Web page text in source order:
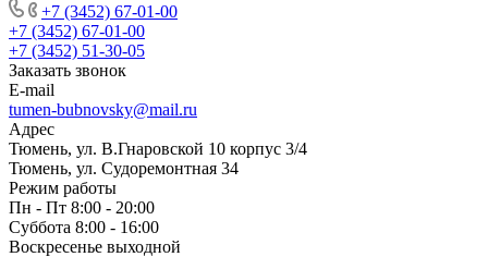
+7 (3452) 67-01-00
+7 (3452) 67-01-00
+7 (3452) 51-30-05
Заказать звонок
E-mail
tumen-bubnovsky@mail.ru
Адрес
Тюмень, ул. В.Гнаровской 10 корпус 3/4
Тюмень, ул. Судоремонтная 34
Режим работы
Пн - Пт 8:00 - 20:00
Суббота 8:00 - 16:00
Воскресенье выходной